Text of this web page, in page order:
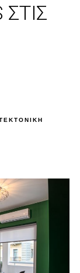
ΣΤΙΣ